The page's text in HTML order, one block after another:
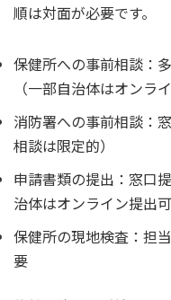
順は対面が必要です。
保健所への事前相談：
（一部自治体はオンラ
消防署への事前相談：
相談は限定的）
申請書類の提出：窓口
治体はオンライン提出可
保健所の現地検査：担
要